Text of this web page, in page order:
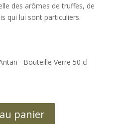
des arômes de truffes, de
qui lui sont particuliers.
Bouteille Verre 50 cl
panier